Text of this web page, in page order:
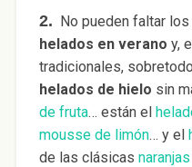
2. No pueden faltar
helados en verano y,
tradicionales,
helados de hielo sin
de fruta… están el
mousse de limón… y el
de las clásicas